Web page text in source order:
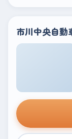
市川中央自動